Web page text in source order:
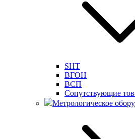
SHT
ВГОН
ВСП
Сопутствующие
Метрологическое